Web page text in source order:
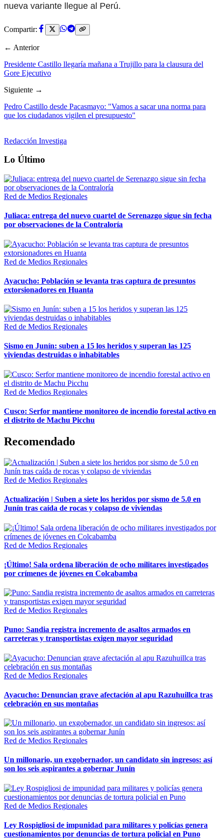
nueva variante llegue al Perú.
Compartir:
← Anterior
Presidente Castillo llegaría mañana a Trujillo para la clausura del
Gore Ejecutivo
Siguiente →
Pedro Castillo desde Pacasmayo: "Vamos a sacar una norma para
que los ciudadanos vigilen el presupuesto"
Redacción Investiga
Lo Último
Red de Medios Regionales
Juliaca: entrega del nuevo cuartel de Serenazgo sigue sin fecha
por observaciones de la Contraloría
Red de Medios Regionales
Ayacucho: Población se levanta tras captura de presuntos
extorsionadores en Huanta
Red de Medios Regionales
Sismo en Junín: suben a 15 los heridos y superan las 125
viviendas destruidas o inhabitables
Red de Medios Regionales
Cusco: Serfor mantiene monitoreo de incendio forestal activo en
el distrito de Machu Picchu
Recomendado
Red de Medios Regionales
Actualización | Suben a siete los heridos por sismo de 5.0 en
Junín tras caída de rocas y colapso de viviendas
Red de Medios Regionales
¡Último! Sala ordena liberación de ocho militares investigados
por crímenes de jóvenes en Colcabamba
Red de Medios Regionales
Puno: Sandia registra incremento de asaltos armados en
carreteras y transportistas exigen mayor seguridad
Red de Medios Regionales
Ayacucho: Denuncian grave afectación al apu Razuhuillca tras
celebración en sus montañas
Red de Medios Regionales
Un millonario, un exgobernador, un candidato sin ingresos: así
son los seis aspirantes a gobernar Junín
Red de Medios Regionales
Ley Rospigliosi de impunidad para militares y policías genera
cuestionamientos por denuncias de tortura policial en Puno